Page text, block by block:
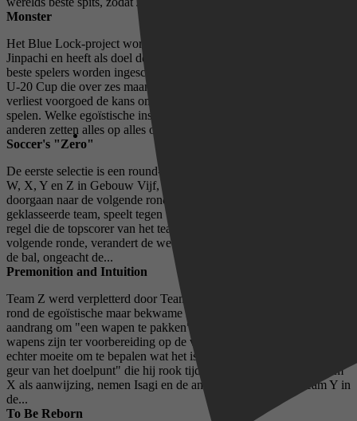
Monster
Het Blue Lock-project wordt geleid door de mysterieuze Ego
Jinpachi en heeft als doel de beste spits ter wereld te creëren. De vijf
beste spelers worden ingeschreven om als aanvallers te spelen in de
U-20 Cup die over zes maanden plaatsvindt, maar wie afvalt,
verliest voorgoed de kans om voor het Japanse nationale team te
spelen. Welke egoïstische instelling zoekt Ego in een spits? Isagi en
anderen zetten alles op alles om te overleven binnen Blue Lock...
Soccer's "Zero"
De eerste selectie is een round-robintoernooi met vijf teams van V,
W, X, Y en Z in Gebouw Vijf, waarbij alleen de twee beste teams
doorgaan naar de volgende ronde. Isagi's Team Z, het laagst
geklasseerde team, speelt tegen Team X. Maar vanwege de speciale
regel die de topscorer van het team toestaat door te gaan naar de
volgende ronde, verandert de wedstrijd in een chaotisch gevecht om
de bal, ongeacht de...
Premonition and Intuition
Team Z werd verpletterd door Team X, dat de aanval concentreerde
rond de egoïstische maar bekwame Barou. Gedreven door Ego's
aandrang om "een wapen te pakken", bespreken de spelers wat hun
wapens zijn ter voorbereiding op de volgende wedstrijd. Isagi heeft
echter moeite om te bepalen wat het is. Gebruikmakend van "de
geur van het doelpunt" die hij rook tijdens de wedstrijd tegen Team
X als aanwijzing, nemen Isagi en de anderen het op tegen Team Y in
de...
To Be Reborn